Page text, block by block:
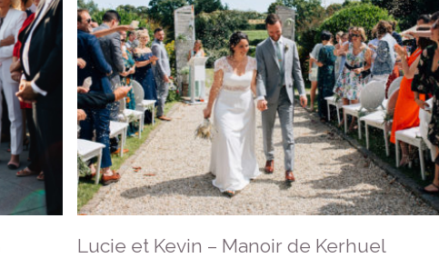
Lucie et Kevin – Manoir de Kerhuel